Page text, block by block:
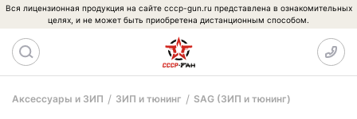
Вся лицензионная продукция на сайте cccp-gun.ru представлена в ознакомительных
целях, и не может быть приобретена дистанционным способом.
Аксессуары и ЗИП ЗИП и тюнинг SAG (ЗИП и тюнинг)